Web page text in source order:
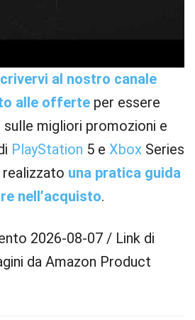
al nostro canale
alle offerte per essere
migliori promozioni e
PlayStation 5 e Xbox Series
realizzato una pratica guida
nell’acquisto.
2026-08-07 / Link di
da Amazon Product